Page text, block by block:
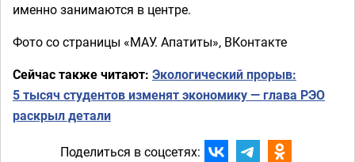
именно занимаются в центре.
Фото со страницы «МАУ. Апатиты», ВКонтакте
Сейчас также читают: Экологический прорыв:
5 тысяч студентов изменят экономику — глава РЭО
раскрыл детали
Поделиться в соцсетях: